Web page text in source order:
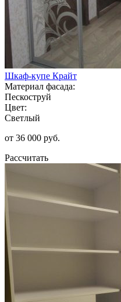
Шкаф-купе Крайт
Материал фасада:
Пескоструй
Цвет:
Светлый
от 36 000 руб.
Рассчитать